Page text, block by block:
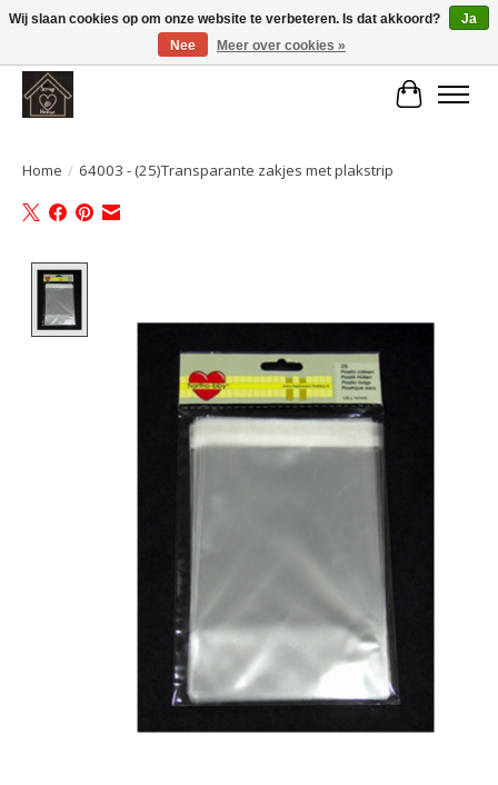
Large selection of products and fast shipping!
Home / 64003 - (25)Transparante zakjes met plakstrip
Wij slaan cookies op om onze website te verbeteren. Is dat akkoord?
Ja
Nee
Meer over cookies »